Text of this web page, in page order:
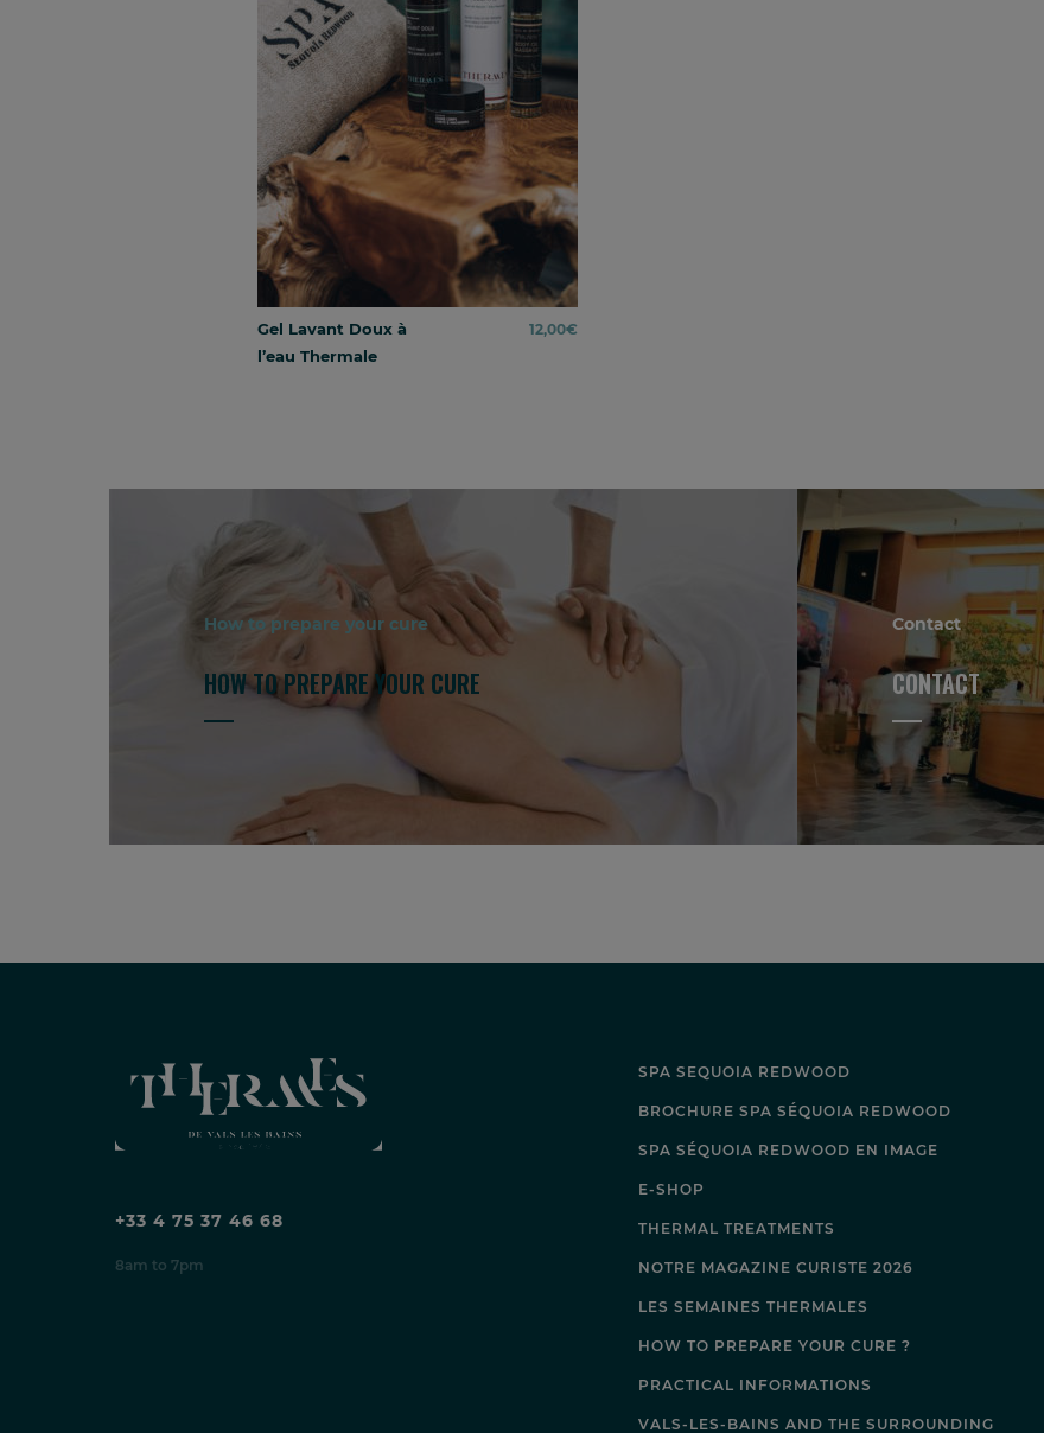
Gel Lavant Doux à
l’eau Thermale
12,00€
How to prepare your cure
HOW TO PREPARE YOUR CURE
Contact
CONTACT
+33 4 75 37 46 68
8am to 7pm
SPA SEQUOIA REDWOOD
BROCHURE SPA SÉQUOIA REDWOOD
SPA SÉQUOIA REDWOOD EN IMAGE
E-SHOP
THERMAL TREATMENTS
NOTRE MAGAZINE CURISTE 2026
LES SEMAINES THERMALES
HOW TO PREPARE YOUR CURE ?
PRACTICAL INFORMATIONS
VALS-LES-BAINS AND THE SURROUNDING